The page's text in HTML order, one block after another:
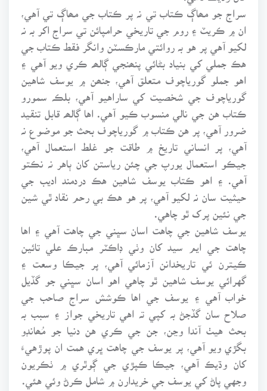
سراج جو مھاڳ ڪتاب تي نہ پر ڪتاب جي مھاڳ تي آهي،
ان ۾ ڪريٽ ۽ روم جي تاريخي حرامپائن تي سراج اکر بہ نہ
لکيو آهي پر هو بہ روائتي مارڪسٽن وانگر فقط ڪتاب جي
هڪ جملي کي بنياد بڻائي پنھنجي ڳالھہ ڪري ويو آهي ۽
اهو جملو گورياچوف متعلق آهي، جنھن ۾ يوسف شاهين
گورياچوف جي شخصيت کي ساراهيو آهي، بلڪہ سمورو
ڪتاب هن جي نالي منسوب ڪيو آهي. اها ڳالھہ قابل تنقيد
ضرور آهي، پر هن ڪتاب ۾ گورياچوف بحث جو موضوع نہ
آهي، پر انساني تاريخ ۾ طاقت جو غلط استعمال آهي،
جيڪو استعمال يورپ جي چئن رياستن کان ٻاهر نہ نڪتو
آهي. ۽ اهو ڪتاب يوسف شاهين هڪ دردمند اديب جي
حيثيت سان نہ لکيو آهي، پر هو هڪ بي رحم نقاد ٿي شين
جي نئين پرک ٿو چاهي.
يوسف شاهين جي چاهت اسان سڀني جي چاهت آهي ۽ اها
چاهت جي ايم سيد کان وٺي ڊاڪٽر مبارڪ علي تائين
ڪيترن ئي تاريخدانن آزمائي آهي، پر جيڪا وسعت ۽
گهرائي يوسف شاهين ٿو چاهي اهو اسان سڀني جو گڏيل
خواب آهي ۽ يوسف جي اها ڪوشش سراج صاحب جي
صلاح سان گڏجڻ بہ کپي تہ اهي تاريخي جواز ۽ سبب بہ
بحث هيٺ آندا وڃن، جن جي ڪري هن دنيا جو مُھانڊو
بگڙي ويو آهي، پر يوسف جي چاهت ڀري همت ان پوڙهيءَ
کان وڌيڪ آهي، جيڪا ڪپڙي جي ڳوٿري ۾ ٺڪريون
وجهي پاڻ کي يوسف جي خريدارن ۾ شامل ڪرڻ وئي هئي.